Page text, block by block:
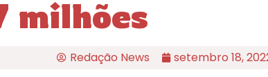
milhões
Redação News setembro 18,